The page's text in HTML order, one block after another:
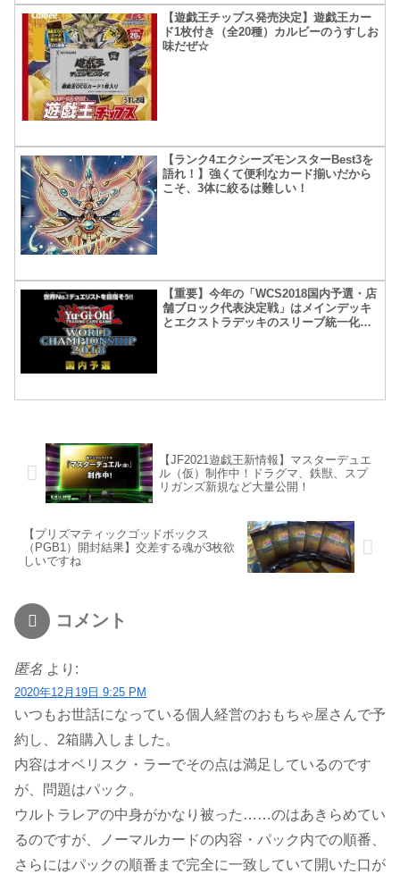
【遊戯王チップス発売決定】遊戯王カー
ド1枚付き（全20種）カルビーのうすしお
味だぜ☆
【ランク4エクシーズモンスターBest3を
語れ！】強くて便利なカード揃いだから
こそ、3体に絞るは難しい！
【重要】今年の「WCS2018国内予選・店
舗ブロック代表決定戦」はメインデッキ
とエクストラデッキのスリーブ統一化厳
【JF2021遊戯王新情報】マスターデュエ
ル（仮）制作中！ドラグマ、鉄獣、スプ
リガンズ新規など大量公開！
【プリズマティックゴッドボックス
（PGB1）開封結果】交差する魂が3枚欲
しいですね
コメント
匿名 より:
2020年12月19日 9:25 PM
いつもお世話になっている個人経営のおもちゃ屋さんで予
約し、2箱購入しました。
内容はオベリスク・ラーでその点は満足しているのです
が、問題はパック。
ウルトラレアの中身がかなり被った……のはあきらめてい
るのですが、ノーマルカードの内容・パック内での順番、
さらにはパックの順番まで完全に一致していて開いた口が